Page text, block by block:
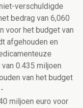
verschuldigde
bedrag van 6,060
voor het budget van
afgehouden en
0.435 miljoen
van het budget
miljoen euro voor